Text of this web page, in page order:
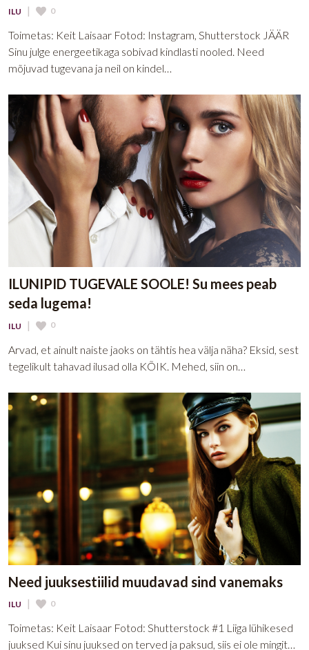
ILU | 0
Toimetas: Keit Laisaar Fotod: Instagram, Shutterstock JÄÄR
Sinu julge energeetikaga sobivad kindlasti nooled. Need
mõjuvad tugevana ja neil on kindel…
ILUNIPID TUGEVALE SOOLE! Su mees peab
seda lugema!
ILU | 0
Arvad, et ainult naiste jaoks on tähtis hea välja näha? Eksid, sest
tegelikult tahavad ilusad olla KÕIK. Mehed, siin on…
Need juuksestiilid muudavad sind vanemaks
ILU | 0
Toimetas: Keit Laisaar Fotod: Shutterstock #1 Liiga lühikesed
juuksed Kui sinu juuksed on terved ja paksud, siis ei ole mingit…